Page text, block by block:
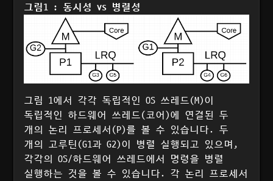
그림1 : 동시성 vs 병렬성
그림 1에서 각각 독립적인 OS 쓰레드(M)이
독립적인 하드웨어 쓰레드(코어)에 연결된 두
개의 논리 프로세서(P)를 볼 수 있습니다. 두
개의 고루틴(G1과 G2)이 병렬 실행되고 있으며,
각각의 OS/하드웨어 쓰레드에서 명령을 병렬
실행하는 것을 볼 수 있습니다. 각 논리 프로세서